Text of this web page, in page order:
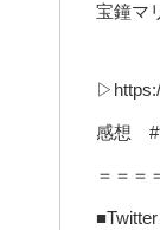
宝鐘マ
感想 #
＝＝＝
■Twitter